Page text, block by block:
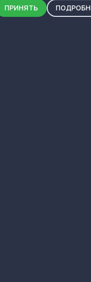
информационные
области
ПРИНЯТЬ